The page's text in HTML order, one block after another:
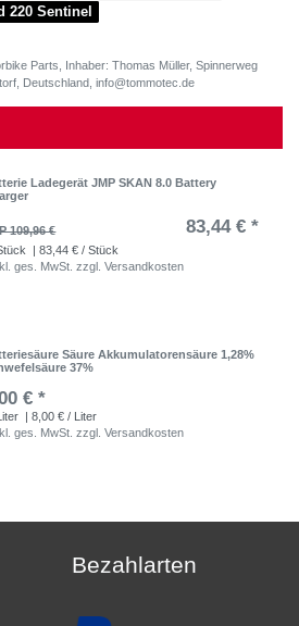
220 Sentinel
Parts, Inhaber: Thomas Müller, Spinnerweg
Deutschland, info@tommotec.de
Ladegerät JMP SKAN 8.0 Battery
109,96 € 83,44 € *
| 83,44 € / Stück
ges. MwSt. zzgl.Versandkosten
Säure Akkumulatorensäure 1,28%
37%
€ *
| 8,00 € / Liter
ges. MwSt. zzgl.Versandkosten
Bezahlarten